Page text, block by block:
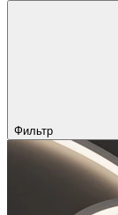
Фильтр